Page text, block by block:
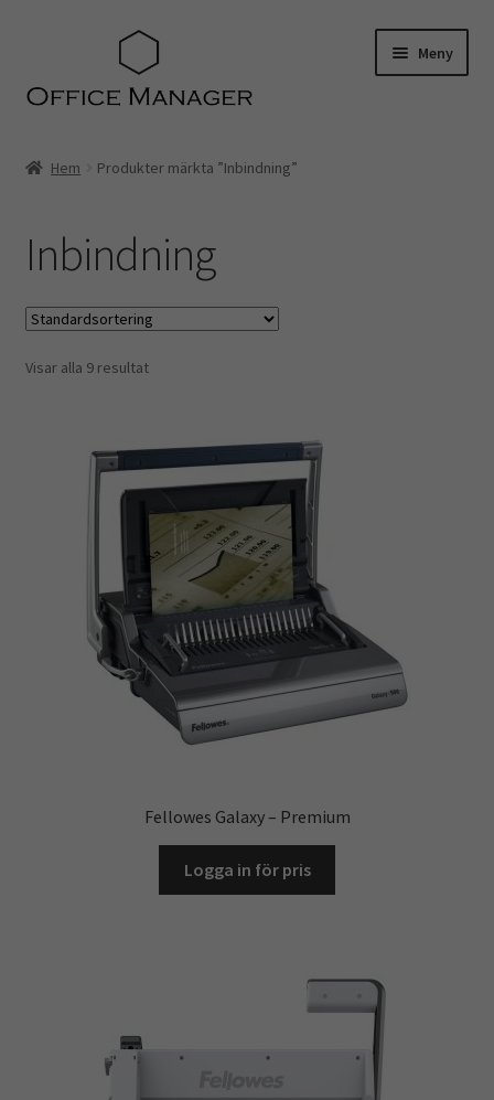
navigering
innehåll
Meny
Om oss
Miljö- och hållbarhetspolicy
Utvalt för…
Ekonomi & Bokföring
Skola & Förskola
Hem Produkter märkta ”Inbindning”
Inbindning
Visar alla 9 resultat
Fellowes Galaxy – Premium
Logga in för pris